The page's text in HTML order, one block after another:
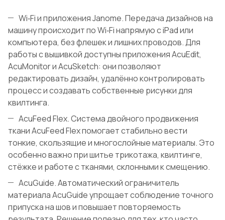
Wi‑Fi и приложения Janome. Передача дизайнов на
машину происходит по Wi‑Fi напрямую с iPad или
компьютера, без флешек и лишних проводов. Для
работы с вышивкой доступны приложения AcuEdit,
AcuMonitor и AcuSketch: они позволяют
редактировать дизайн, удалённо контролировать
процесс и создавать собственные рисунки для
квилтинга.
AcuFeed Flex. Система двойного продвижения
ткани AcuFeed Flex помогает стабильно вести
тонкие, скользящие и многослойные материалы. Это
особенно важно при шитье трикотажа, квилтинге,
стёжке и работе с тканями, склонными к смещению.
AcuGuide. Автоматический ограничитель
материала AcuGuide упрощает соблюдение точного
припуска на шов и повышает повторяемость